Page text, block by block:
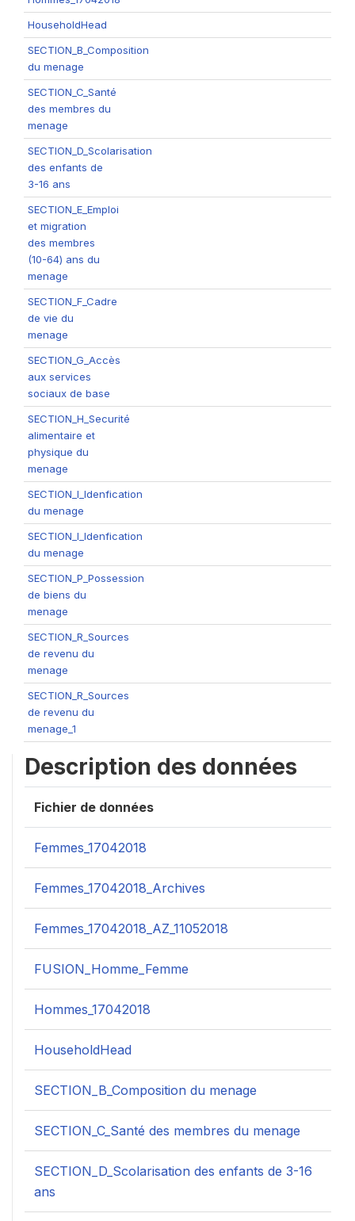
HouseholdHead
SECTION_B_Composition
du menage
SECTION_C_Santé
des membres du
menage
SECTION_D_Scolarisation
des enfants de
3-16 ans
SECTION_E_Emploi
et migration
des membres
(10-64) ans du
menage
SECTION_F_Cadre
de vie du
menage
SECTION_G_Accès
aux services
sociaux de base
SECTION_H_Securité
alimentaire et
physique du
menage
SECTION_I_Idenfication
du menage
SECTION_I_Idenfication
du menage
SECTION_P_Possession
de biens du
menage
SECTION_R_Sources
de revenu du
menage
SECTION_R_Sources
de revenu du
menage_1
Description des données
Fichier de données
Femmes_17042018
Femmes_17042018_Archives
Femmes_17042018_AZ_11052018
FUSION_Homme_Femme
Hommes_17042018
HouseholdHead
SECTION_B_Composition du menage
SECTION_C_Santé des membres du menage
SECTION_D_Scolarisation des enfants de 3-16
ans